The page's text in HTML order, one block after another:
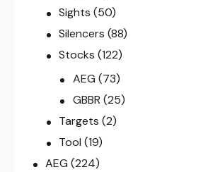
Sights (50)
Silencers (88)
Stocks (122)
AEG (73)
GBBR (25)
Targets (2)
Tool (19)
AEG (224)